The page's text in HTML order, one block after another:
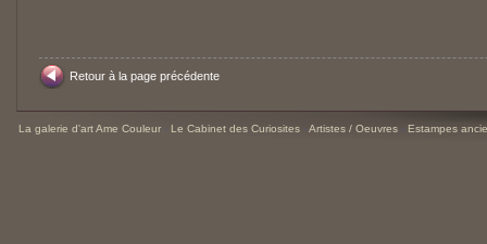
Retour à la page précédente
La galerie d'art Ame Couleur - Le Cabinet des Curiosites -Artistes / Oeuvres - Estampes